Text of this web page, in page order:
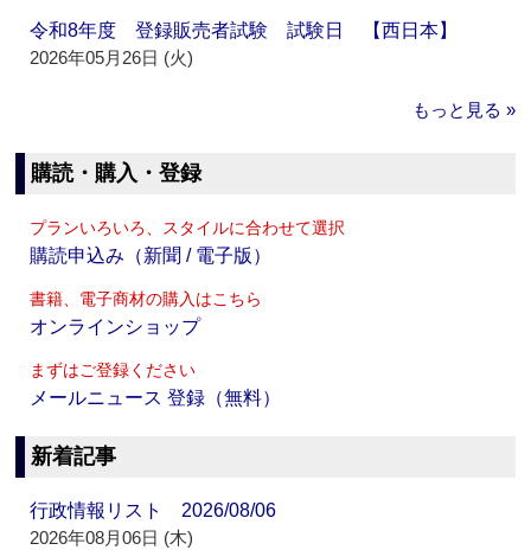
令和8年度 登録販売者試験 試験日 【西日本】
2026年05月26日 (火)
もっと見る »
購読・購入・登録
プランいろいろ、スタイルに合わせて選択
購読申込み（新聞 / 電子版）
書籍、電子商材の購入はこちら
オンラインショップ
まずはご登録ください
メールニュース 登録（無料）
新着記事
行政情報リスト 2026/08/06
2026年08月06日 (木)